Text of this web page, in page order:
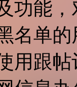
功能
名单
用跟